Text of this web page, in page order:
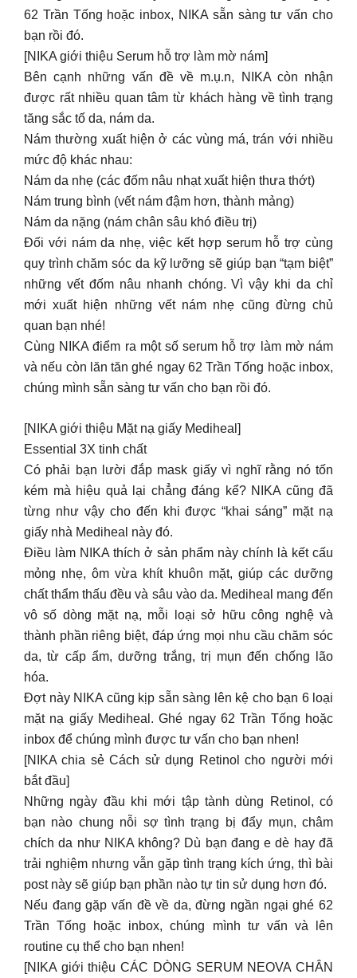
tăng sắc tố da, nám da.
Nám thường xuất hiện ở các vùng má, trán với nhiều
mức độ khác nhau:
Nám da nhẹ (các đốm nâu nhạt xuất hiện thưa thớt)
Nám trung bình (vết nám đậm hơn, thành mảng)
Nám da nặng (nám chân sâu khó điều trị)
Đối với nám da nhẹ, việc kết hợp serum hỗ trợ cùng
quy trình chăm sóc da kỹ lưỡng sẽ giúp bạn “tạm biệt”
những vết đốm nâu nhanh chóng. Vì vậy khi da chỉ
mới xuất hiện những vết nám nhẹ cũng đừng chủ
quan bạn nhé!
Cùng NIKA điểm ra một số serum hỗ trợ làm mờ nám
và nếu còn lăn tăn ghé ngay 62 Trần Tống hoặc inbox,
chúng mình sẵn sàng tư vấn cho bạn rồi đó.
[NIKA giới thiệu Mặt nạ giấy Mediheal]
Essential 3X tinh chất
Có phải bạn lười đắp mask giấy vì nghĩ rằng nó tốn
kém mà hiệu quả lại chẳng đáng kể? NIKA cũng đã
giấy nhà Mediheal này đó.
Điều làm NIKA thích ở sản phẩm này chính là kết cấu
mỏng nhẹ, ôm vừa khít khuôn mặt, giúp các dưỡng
chất thẩm thấu đều và sâu vào da. Mediheal mang đến
vô số dòng mặt nạ, mỗi loại sở hữu công nghệ và
thành phần riêng biệt, đáp ứng mọi nhu cầu chăm sóc
da, từ cấp ẩm, dưỡng trắng, trị mụn đến chống lão
hóa.
Đợt này NIKA cũng kịp sẵn sàng lên kệ cho bạn 6 loại
mặt nạ giấy Mediheal. Ghé ngay 62 Trần Tống hoặc
inbox để chúng mình được tư vấn cho bạn nhen!
[NIKA chia sẻ Cách sử dụng Retinol cho người mới
bắt đầu]
Những ngày đầu khi mới tập tành dùng Retinol, có
bạn nào chung nỗi sợ tình trạng bị đẩy mụn, châm
chích da như NIKA không? Dù bạn đang e dè hay đã
trải nghiệm nhưng vẫn gặp tình trạng kích ứng, thì bài
post này sẽ giúp bạn phần nào tự tin sử dụng hơn đó.
Nếu đang gặp vấn đề về da, đừng ngần ngại ghé 62
Trần Tống hoặc inbox, chúng mình tư vấn và lên
routine cụ thể cho bạn nhen!
[NIKA giới thiệu CÁC DÒNG SERUM NEOVA CHÂN
ÁI]
Có bao giờ bạn gặp tình trạng da mình cực kì nhạy
cảm & mong manh: như khi vừa đi nặn mụn về, vừa
làm liệu trình laser lăn kim hay vô tình xài mỹ phẩm lạ
bị kích ứng?